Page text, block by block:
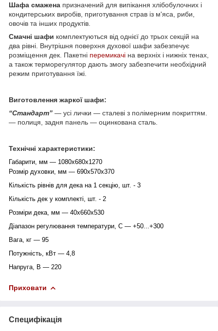
Шафа смажена призначений для випікання хлібобулочних і
кондитерських виробів, приготування страв із м'яса, риби,
овочів та інших продуктів.
Смачні шафи комплектуються від однієї до трьох секцій на
два рівні. Внутрішня поверхня духової шафи забезпечує
розміщення дек. Пакетні перемикачі на верхніх і нижніх тенах,
а також терморегулятор дають змогу забезпечити необхідний
режим приготування їжі.
Виготовлення жаркої шафи:
“Стандарт” — усі лички — сталеві з полімерним покриттям.
― полиця, задня панель — оцинкована сталь.
Технічні характеристики:
Габарити, мм — 1080х680х1270
Розмір духовки, мм — 690х570х370
Кількість рівнів для дека на 1 секцію, шт. - 3
Кількість дек у комплекті, шт. - 2
Розміри дека, мм — 40х660х530
Діапазон регулювання температури, С — +50...+300
Вага, кг — 95
Потужність, кВт — 4,8
Напруга, В — 220
Приховати
Специфікація